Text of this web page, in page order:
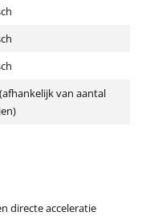
van aantal
directe acceleratie